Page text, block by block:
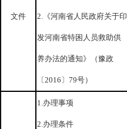
文件 2.《河南省人民政府关于印
发河南省特困人员救助供
养办法的通知》（豫政
〔2016〕79号）
1.办理事项
2.办理条件